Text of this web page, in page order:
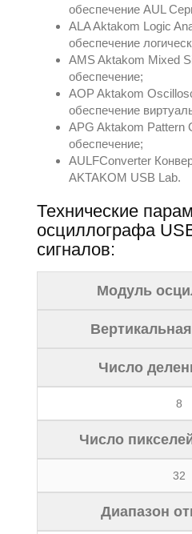
обеспечение AUL
ALA Aktakom Logic
обеспечение
AMS Aktakom Mixed
обеспечение;
AOP Aktakom
обеспечение
APG Aktakom Pattern
обеспечение;
AULFConverter
AKTAKOM USB Lab.
Технические
осциллографа
сигналов:
Модуль
Число
8
Число
32
Диапазон